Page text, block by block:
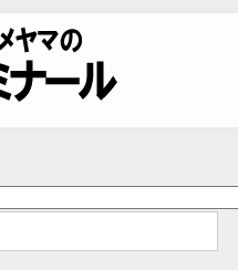
マの風
ル｜風水